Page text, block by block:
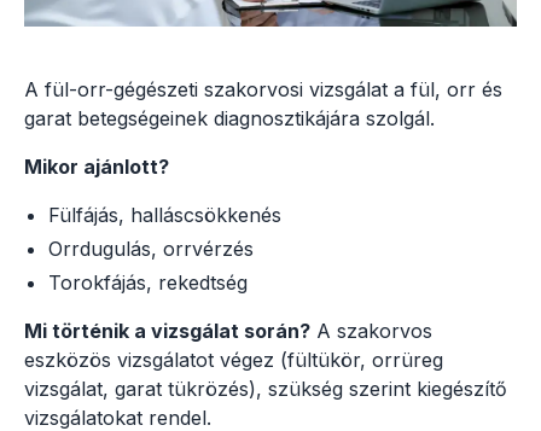
A fül-orr-gégészeti szakorvosi vizsgálat a fül, orr és
garat betegségeinek diagnosztikájára szolgál.
Mikor ajánlott?
Fülfájás, halláscsökkenés
Orrdugulás, orrvérzés
Torokfájás, rekedtség
Mi történik a vizsgálat során? A szakorvos
eszközös vizsgálatot végez (fültükör, orrüreg
vizsgálat, garat tükrözés), szükség szerint kiegészítő
vizsgálatokat rendel.